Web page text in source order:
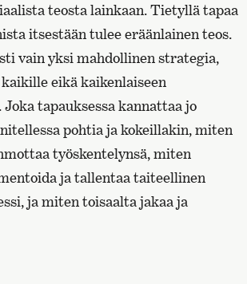
teosta lainkaan. Tietyllä tapaa
itsestään tulee eräänlainen teos.
vain yksi mahdollinen strategia,
eikä kaikenlaiseen
tapauksessa kannattaa jo
pohtia ja kokeillakin, miten
työskentelynsä, miten
ja tallentaa taiteellinen
ja miten toisaalta jakaa ja